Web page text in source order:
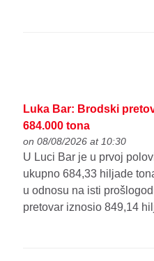
Luka Bar: Brodski
684.000 tona
on 08/08/2026 at 10:30
U Luci Bar je u prvoj
ukupno 684,33 hiljade
u odnosu na isti
pretovar iznosio 849,14